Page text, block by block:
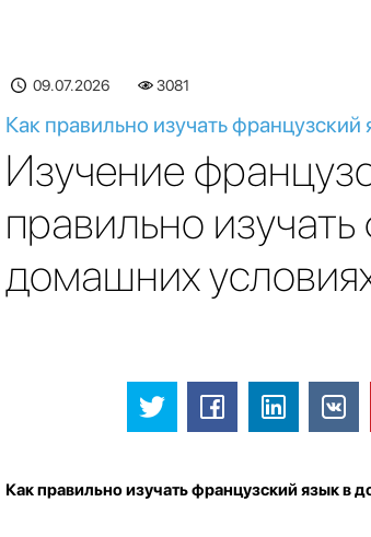
09.07.2026 3081
Как правильно изучать
Изучение
правильно
домашних
Как правильно изучать французский язык в